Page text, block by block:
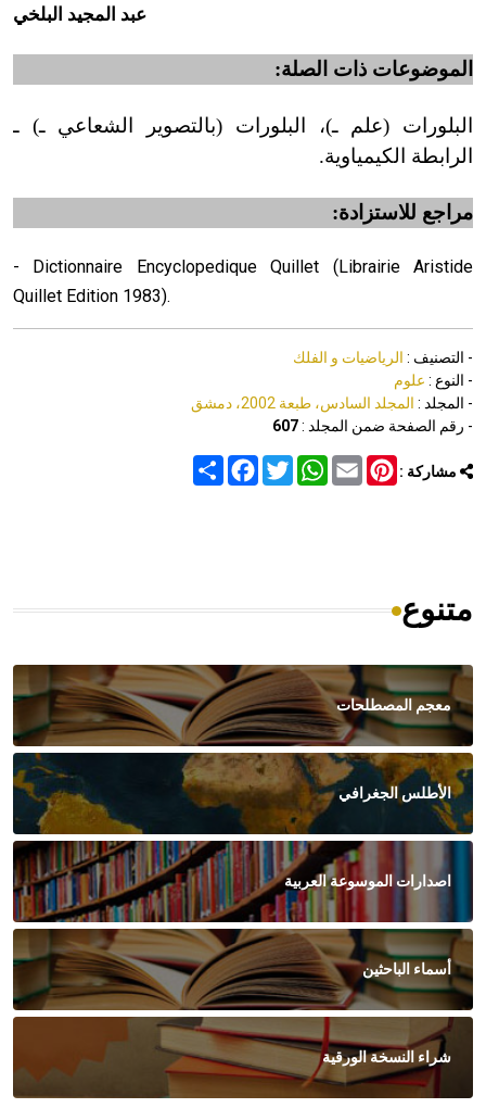
عبد المجيد البلخي
الموضوعات ذات الصلة:
البلورات (علم ـ)، البلورات (بالتصوير الشعاعي ـ) ـ
الرابطة الكيمياوية.
مراجع للاستزادة:
- Dictionnaire Encyclopedique Quillet (Librairie Aristide
Quillet Edition 1983).
- التصنيف : الرياضيات و الفلك
- النوع : علوم
- المجلد : المجلد السادس، طبعة 2002، دمشق
- رقم الصفحة ضمن المجلد :607
مشاركة : Share
FacebookTwitter
WhatsAppEmail
Pinterest
متنوع
معجم المصطلحات
الأطلس الجغرافي
اصدارات الموسوعة العربية
أسماء الباحثين
شراء النسخة الورقية